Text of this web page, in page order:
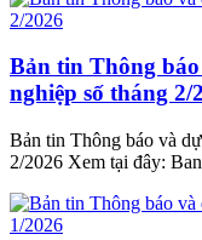
Bản tin Thông
nghiệp số tháng 2/
Bản tin Thông báo và
2/2026 Xem tại đây: